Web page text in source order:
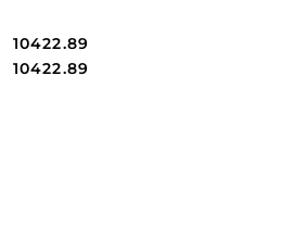
Cena:
10422.89
Cena:
10422.89